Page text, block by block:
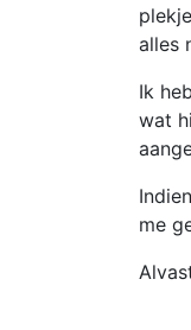
alles
Ik
wat
me